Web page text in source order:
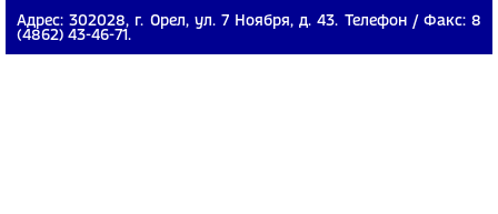
Адрес: 302028, г. Орел, ул. 7 Ноября, д. 43. Телефон / Факс: 8
(4862) 43-46-71.